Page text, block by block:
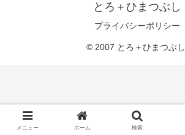
とろ＋ひまつぶし
プライバシーポリシー
© 2007 とろ＋ひまつぶし.
メニュー ホーム 検索